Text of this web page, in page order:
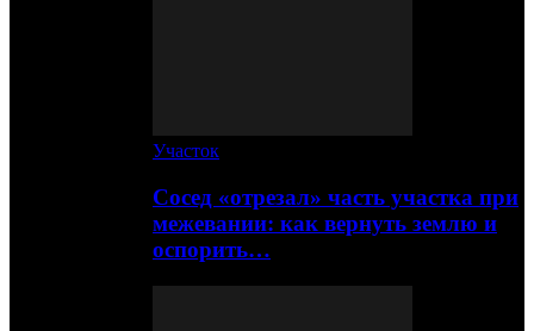
Участок
Сосед «отрезал» часть участка при
межевании: как вернуть землю и
оспорить…